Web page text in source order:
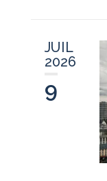
JUIL
2026
9